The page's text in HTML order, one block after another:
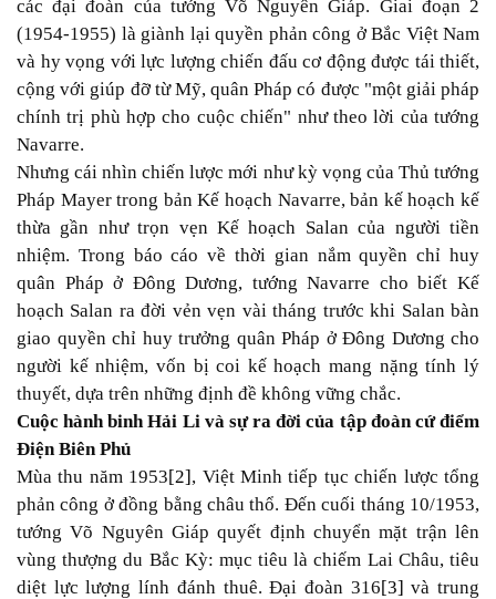
các đại đoàn của tướng Võ Nguyên Giáp. Giai đoạn 2
(1954-1955) là giành lại quyền phản công ở Bắc Việt Nam
và hy vọng với lực lượng chiến đấu cơ động được tái thiết,
cộng với giúp đỡ từ Mỹ, quân Pháp có được "một giải pháp
chính trị phù hợp cho cuộc chiến" như theo lời của tướng
Navarre.
Nhưng cái nhìn chiến lược mới như kỳ vọng của Thủ tướng
Pháp Mayer trong bản Kế hoạch Navarre, bản kế hoạch kế
thừa gần như trọn vẹn Kế hoạch Salan của người tiền
nhiệm. Trong báo cáo về thời gian nắm quyền chỉ huy
quân Pháp ở Đông Dương, tướng Navarre cho biết Kế
hoạch Salan ra đời vẻn vẹn vài tháng trước khi Salan bàn
giao quyền chỉ huy trưởng quân Pháp ở Đông Dương cho
người kế nhiệm, vốn bị coi kế hoạch mang nặng tính lý
thuyết, dựa trên những định đề không vững chắc.
Cuộc hành binh Hải Li và sự ra đời của tập đoàn cứ điểm
Điện Biên Phủ
Mùa thu năm 1953[2], Việt Minh tiếp tục chiến lược tổng
phản công ở đồng bằng châu thổ. Đến cuối tháng 10/1953,
tướng Võ Nguyên Giáp quyết định chuyển mặt trận lên
vùng thượng du Bắc Kỳ: mục tiêu là chiếm Lai Châu, tiêu
diệt lực lượng lính đánh thuê. Đại đoàn 316[3] và trung